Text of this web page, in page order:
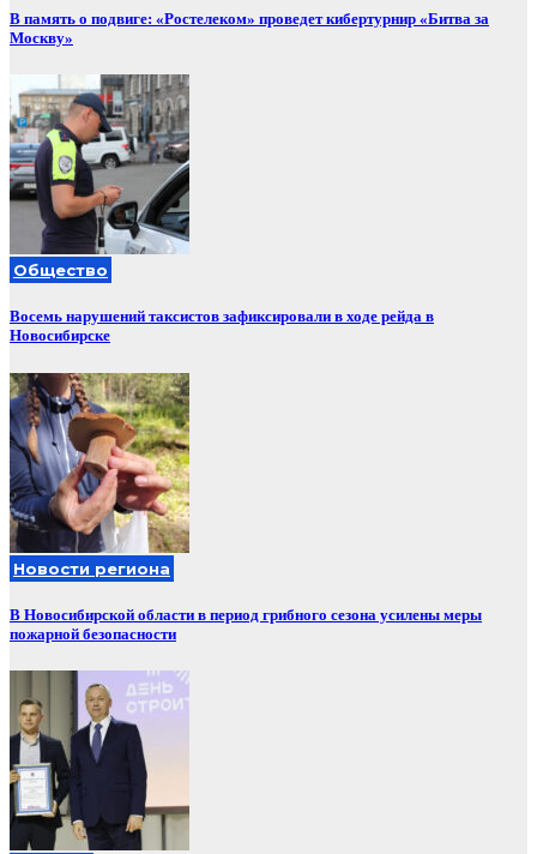
В память о подвиге: «Ростелеком» проведет кибертурнир «Битва за
Москву»
Общество
Восемь нарушений таксистов зафиксировали в ходе рейда в
Новосибирске
Новости региона
В Новосибирской области в период грибного сезона усилены меры
пожарной безопасности